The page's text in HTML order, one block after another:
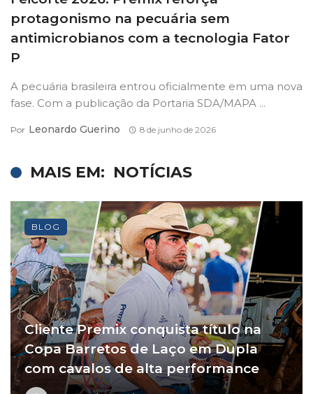
protagonismo na pecuária sem
antimicrobianos com a tecnologia Fator
P
A pecuária brasileira entrou oficialmente em uma nova
fase. Com a publicação da Portaria SDA/MAPA ...
Por Leonardo Guerino 8 de junho de 2026
MAIS EM: NOTÍCIAS
Cliente Premix conquista título na
Copa Barretos de Laço em Dupla
com cavalos de alta performance
BLOG